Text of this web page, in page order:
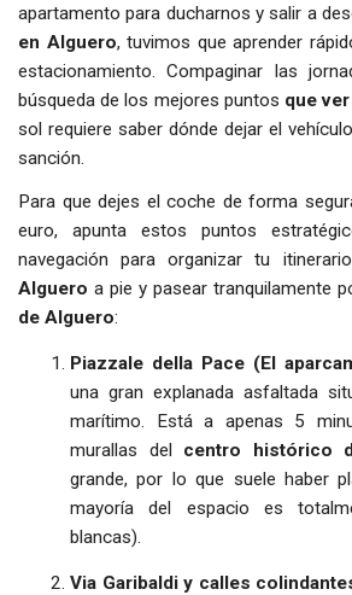
apartamento para ducharnos y salir a
en Alguero, tuvimos que aprender
estacionamiento. Compaginar las
búsqueda de los mejores puntos que
sol requiere saber dónde dejar el
sanción.
Para que dejes el coche de forma
euro, apunta estos puntos
navegación para organizar tu
Alguero a pie y pasear tranquilamente
de Alguero:
Piazzale della Pace (El
una gran explanada asfaltada
marítimo. Está a apenas 5
murallas del centro histórico
grande, por lo que suele haber
mayoría del espacio es
blancas).
Via Garibaldi y calles